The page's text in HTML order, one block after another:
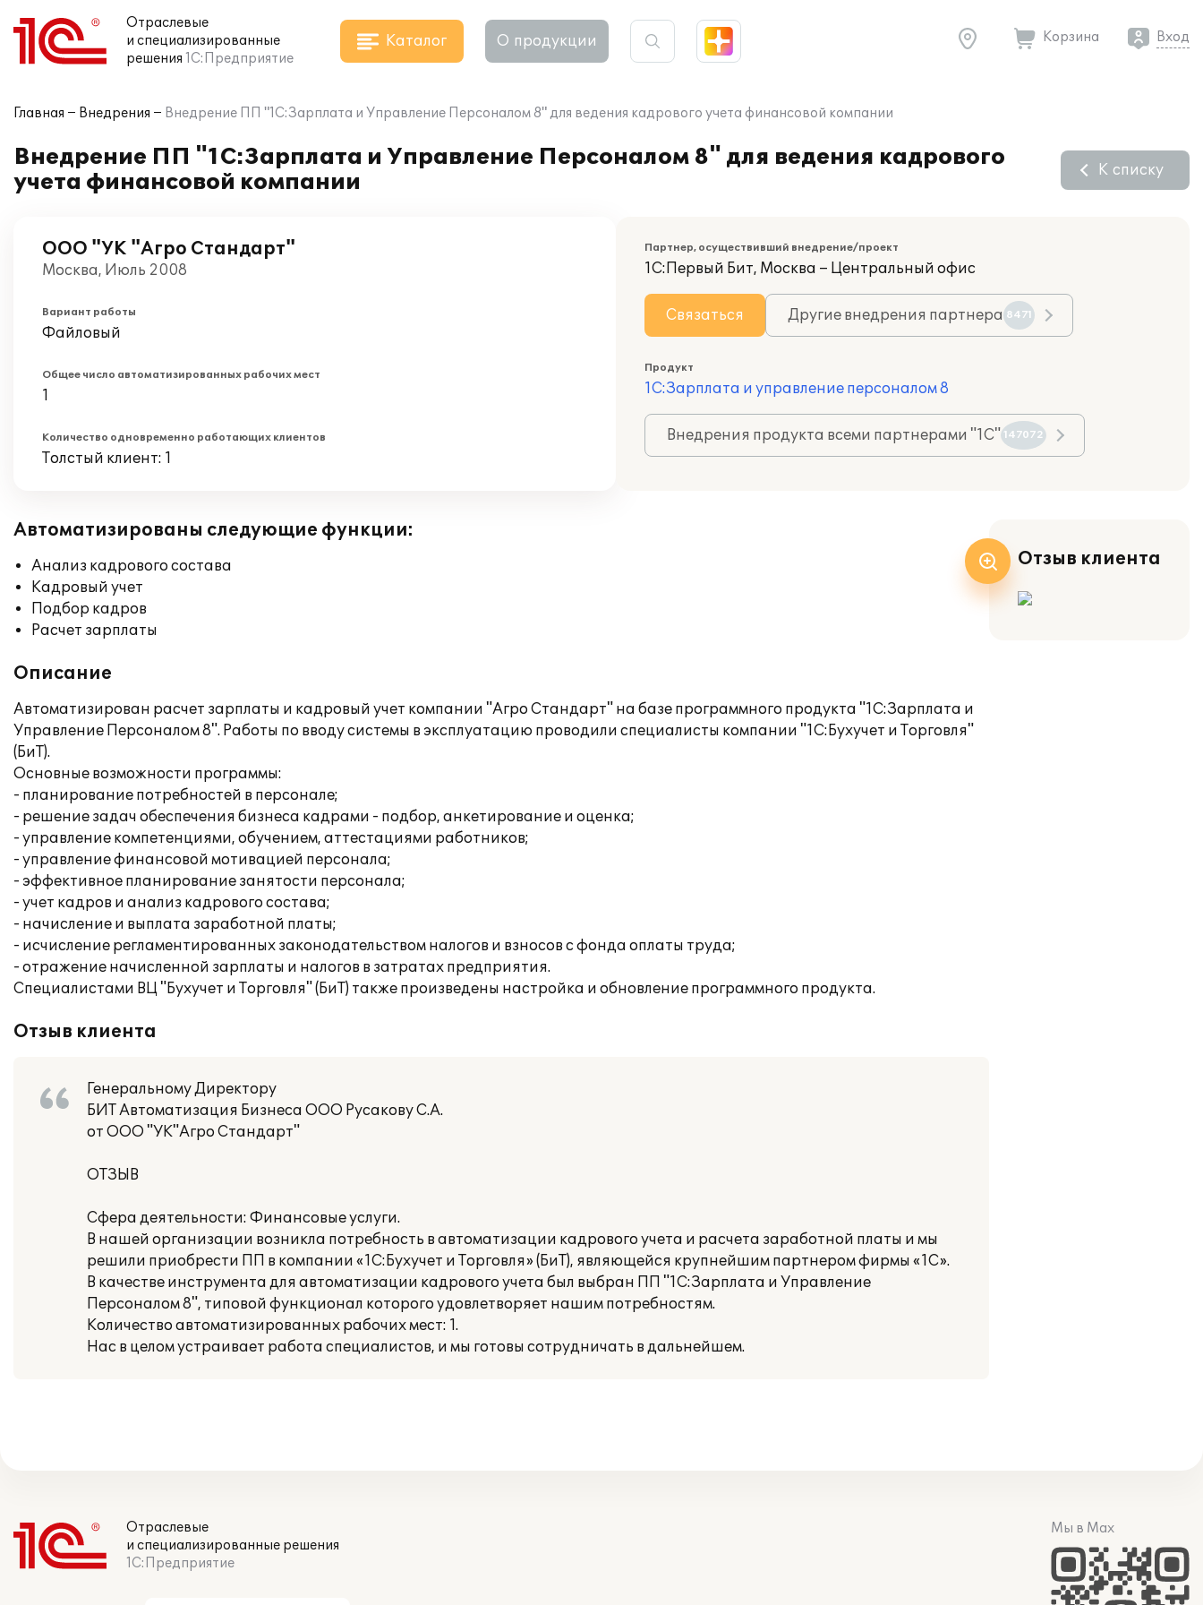
Отраслевые
и специализированные
решения 1С:Предприятие
Каталог О продукции Корзина Вход
Главная Внедрения Внедрение ПП "1С:Зарплата и Управление Персоналом 8" для ведения кадрового учета финансовой компании
Внедрение ПП "1С:Зарплата и Управление Персоналом 8" для ведения кадрового
учета финансовой компании
К списку
ООО "УК "Агро Стандарт"
Москва, Июль 2008
Вариант работы
Файловый
Общее число автоматизированных рабочих мест
1
Количество одновременно работающих клиентов
Толстый клиент: 1
Партнер, осуществивший внедрение/проект
1С:Первый Бит, Москва – Центральный офис
Связаться Другие внедрения партнера 8471
Продукт
1С:Зарплата и управление персоналом 8
Внедрения продукта всеми партнерами "1С" 147072
Автоматизированы следующие функции:
Анализ кадрового состава
Кадровый учет
Подбор кадров
Расчет зарплаты
Описание
Автоматизирован расчет зарплаты и кадровый учет компании "Агро Стандарт" на базе программного продукта "1С:Зарплата и
Управление Персоналом 8". Работы по вводу системы в эксплуатацию проводили специалисты компании "1С:Бухучет и Торговля"
(БиТ).
Основные возможности программы:
- планирование потребностей в персонале;
- решение задач обеспечения бизнеса кадрами - подбор, анкетирование и оценка;
- управление компетенциями, обучением, аттестациями работников;
- управление финансовой мотивацией персонала;
- эффективное планирование занятости персонала;
- учет кадров и анализ кадрового состава;
- начисление и выплата заработной платы;
- исчисление регламентированных законодательством налогов и взносов с фонда оплаты труда;
- отражение начисленной зарплаты и налогов в затратах предприятия.
Специалистами ВЦ "Бухучет и Торговля" (БиТ) также произведены настройка и обновление программного продукта.
Отзыв клиента
Генеральному Директору
БИТ Автоматизация Бизнеса ООО Русакову С.А.
от ООО "УК"Агро Стандарт"
ОТЗЫВ
Сфера деятельности: Финансовые услуги.
В нашей организации возникла потребность в автоматизации кадрового учета и расчета заработной платы и мы
решили приобрести ПП в компании «1С:Бухучет и Торговля» (БиТ), являющейся крупнейшим партнером фирмы «1С».
В качестве инструмента для автоматизации кадрового учета был выбран ПП "1С:Зарплата и Управление
Персоналом 8", типовой функционал которого удовлетворяет нашим потребностям.
Количество автоматизированных рабочих мест: 1.
Нас в целом устраивает работа специалистов, и мы готовы сотрудничать в дальнейшем.
Отзыв клиента
Отраслевые
и специализированные решения
1С:Предприятие
Мы в Max